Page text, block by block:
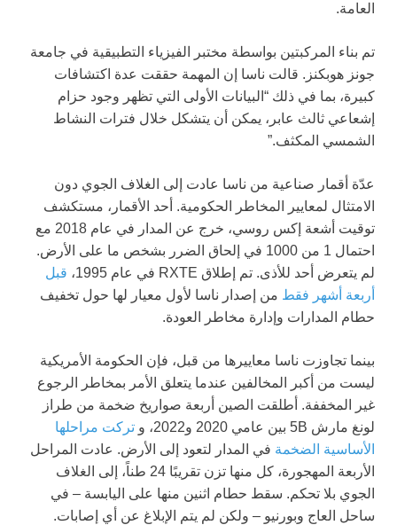
العامة.
تم بناء المركبتين بواسطة مختبر الفيزياء التطبيقية في جامعة
جونز هوبكنز. قالت ناسا إن المهمة حققت عدة اكتشافات
كبيرة، بما في ذلك “البيانات الأولى التي تظهر وجود حزام
إشعاعي ثالث عابر، يمكن أن يتشكل خلال فترات النشاط
الشمسي المكثف.”
عدّة أقمار صناعية من ناسا عادت إلى الغلاف الجوي دون
الامتثال لمعايير المخاطر الحكومية. أحد الأقمار، مستكشف
توقيت أشعة إكس روسي، خرج عن المدار في عام 2018 مع
احتمال 1 من 1000 في إلحاق الضرر بشخص ما على الأرض.
لم يتعرض أحد للأذى. تم إطلاق RXTE في عام 1995،
قبل
أربعة أشهر فقط من إصدار ناسا لأول معيار لها حول تخفيف
حطام المدارات وإدارة مخاطر العودة.
بينما تجاوزت ناسا معاييرها من قبل، فإن الحكومة الأمريكية
ليست من أكبر المخالفين عندما يتعلق الأمر بمخاطر الرجوع
غير المخففة. أطلقت الصين أربعة صواريخ ضخمة من طراز
لونغ مارش 5B بين عامي 2020 و2022، و
تركت مراحلها
الأساسية الضخمة في المدار لتعود إلى الأرض. عادت المراحل
الأربعة المهجورة، كل منها تزن تقريبًا 24 طناً، إلى الغلاف
الجوي بلا تحكم. سقط حطام اثنين منها على اليابسة – في
ساحل العاج وبورنیو – ولكن لم يتم الإبلاغ عن أي إصابات.